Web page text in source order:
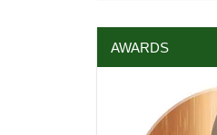
AWARDS